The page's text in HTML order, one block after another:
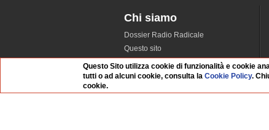
Chi siamo
Dossier Radio Radicale
Questo sito
L'Archivio
Redazione
Questo Sito utilizza cookie di funzionalità e cookie
tutti o ad alcuni cookie, consulta laCookie Policy.
cookie.